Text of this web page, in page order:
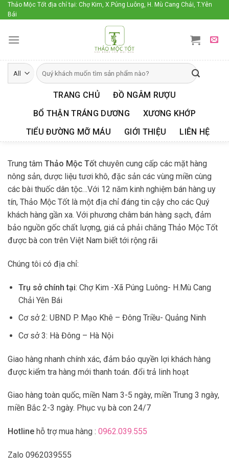
Skip
to
Thảo Mộc Tốt địa chỉ tại: Chợ Kim, X.Púng Luông, H. Mù Cang Chải, T.Yên
Bái
TRANG CHỦ
ĐỒ NGÂM RƯỢU
BỔ THẬN TRÁNG DƯƠNG
XƯƠNG KHỚP
TIỂU ĐƯỜNG MỠ MÁU
GIỚI THIỆU LIÊN HỆ
Trung tâm Thảo Mộc Tốt chuyên cung cấp các mặt hàng
nông sản, dược liệu tươi khô, đặc sản các vùng miền cùng
các bài thuốc dân tộc…Với 12 năm kinh nghiệm bán hàng uy
tín, Thảo Mộc Tốt là một địa chỉ đáng tin cậy cho các Quý
khách hàng gần xa. Với phương châm bán hàng sạch, đảm
bảo nguồn gốc chất lượng, giá cả phải chăng Thảo Mộc Tốt
được bà con trên Việt Nam biết tới rộng rãi
Chúng tôi có địa chỉ:
Trụ sở chính tại: Chợ Kim -Xã Púng Luông- H.Mù Cang
Chải Yên Bái
Cơ sở 2: UBND P. Mạo Khê – Đông Triều- Quảng Ninh
Cơ sở 3: Hà Đông – Hà Nội
Giao hàng nhanh chính xác, đảm bảo quyền lợi khách hàng
được kiểm tra hàng mới thanh toán. đổi trả linh hoạt
Giao hàng toàn quốc, miền Nam 3-5 ngày, miền Trung 3 ngày,
miền Bắc 2-3 ngày. Phục vụ bà con 24/7
Hotline hỗ trợ mua hàng : 0962.039.555
Zalo 0962039555